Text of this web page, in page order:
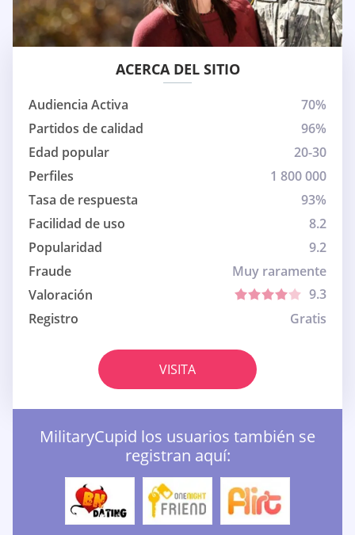
ACERCA DEL SITIO
Audiencia Activa
70%
Partidos de calidad
96%
Edad popular
20-30
Perfiles
1 800 000
Tasa de respuesta
93%
Facilidad de uso
8.2
Popularidad
9.2
Fraude
Muy raramente
Valoración
9.3
Registro
Gratis
VISITA
MilitaryCupid los usuarios también se
registran aquí: